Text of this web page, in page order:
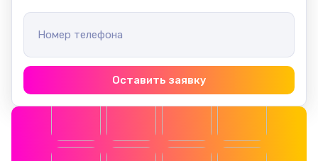
Номер телефона
Оставить заявку